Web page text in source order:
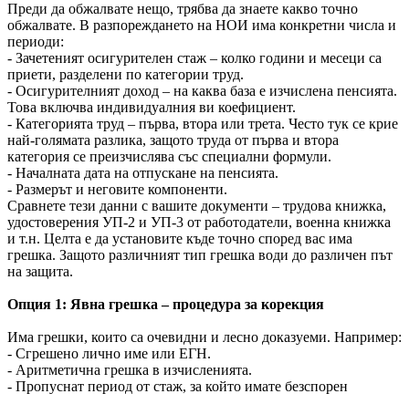
Преди да обжалвате нещо, трябва да знаете какво точно
обжалвате. В разпореждането на НОИ има конкретни числа и
периоди:
- Зачетеният осигурителен стаж – колко години и месеци са
приети, разделени по категории труд.
- Осигурителният доход – на каква база е изчислена пенсията.
Това включва индивидуалния ви коефициент.
- Категорията труд – първа, втора или трета. Често тук се крие
най-голямата разлика, защото труда от първа и втора
категория се преизчислява със специални формули.
- Началната дата на отпускане на пенсията.
- Размерът и неговите компоненти.
Сравнете тези данни с вашите документи – трудова книжка,
удостоверения УП-2 и УП-3 от работодатели, военна книжка
и т.н. Целта е да установите къде точно според вас има
грешка. Защото различният тип грешка води до различен път
на защита.
Опция 1: Явна грешка – процедура за корекция
Има грешки, които са очевидни и лесно доказуеми. Например:
- Сгрешено лично име или ЕГН.
- Аритметична грешка в изчисленията.
- Пропуснат период от стаж, за който имате безспорен